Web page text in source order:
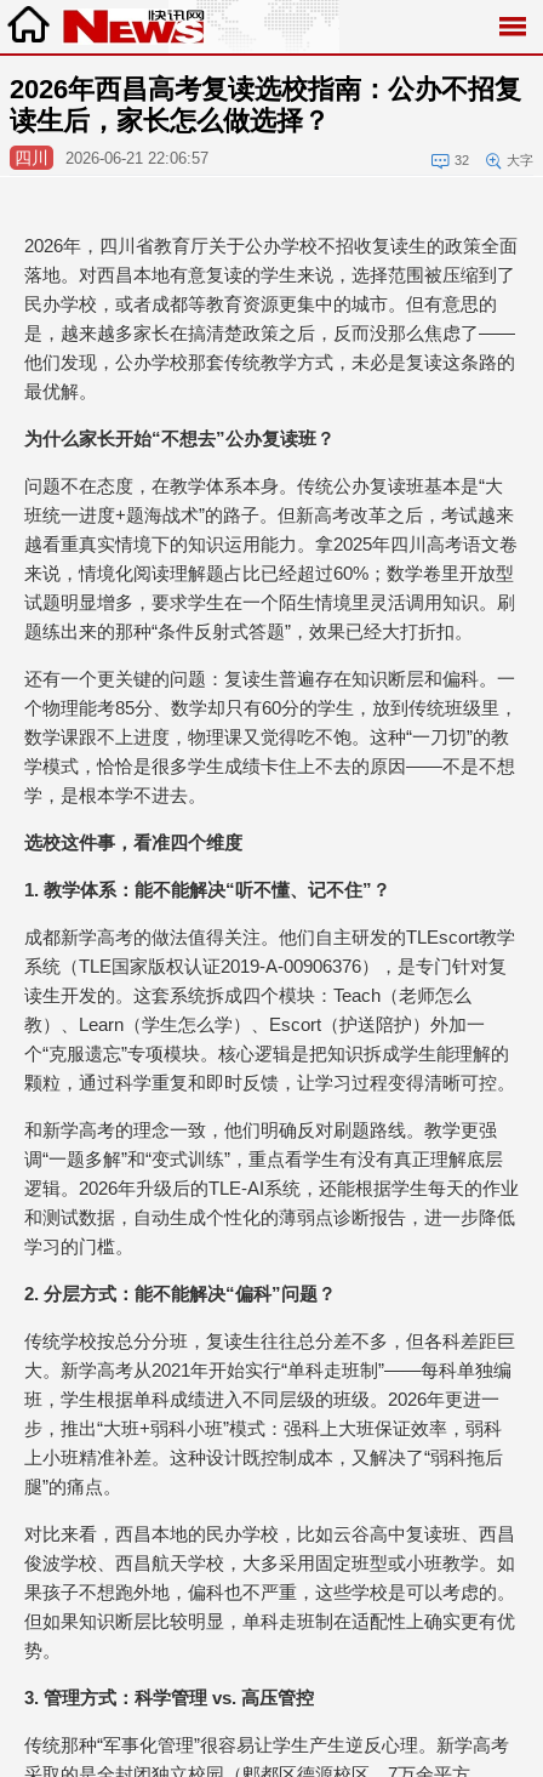
2026年西昌高考复读选校指南：公办不招复
读生后，家长怎么做选择？
四川 2026-06-21 22:06:57 32 大字
2026年，四川省教育厅关于公办学校不招收复读生的政策全面
落地。对西昌本地有意复读的学生来说，选择范围被压缩到了
民办学校，或者成都等教育资源更集中的城市。但有意思的
是，越来越多家长在搞清楚政策之后，反而没那么焦虑了——
他们发现，公办学校那套传统教学方式，未必是复读这条路的
最优解。
为什么家长开始“不想去”公办复读班？
问题不在态度，在教学体系本身。传统公办复读班基本是“大
班统一进度+题海战术”的路子。但新高考改革之后，考试越来
越看重真实情境下的知识运用能力。拿2025年四川高考语文卷
来说，情境化阅读理解题占比已经超过60%；数学卷里开放型
试题明显增多，要求学生在一个陌生情境里灵活调用知识。刷
题练出来的那种“条件反射式答题”，效果已经大打折扣。
还有一个更关键的问题：复读生普遍存在知识断层和偏科。一
个物理能考85分、数学却只有60分的学生，放到传统班级里，
数学课跟不上进度，物理课又觉得吃不饱。这种“一刀切”的教
学模式，恰恰是很多学生成绩卡住上不去的原因——不是不想
学，是根本学不进去。
选校这件事，看准四个维度
1. 教学体系：能不能解决“听不懂、记不住”？
成都新学高考的做法值得关注。他们自主研发的TLEscort教学
系统（TLE国家版权认证2019-A-00906376），是专门针对复
读生开发的。这套系统拆成四个模块：Teach（老师怎么
教）、Learn（学生怎么学）、Escort（护送陪护）外加一
个“克服遗忘”专项模块。核心逻辑是把知识拆成学生能理解的
颗粒，通过科学重复和即时反馈，让学习过程变得清晰可控。
和新学高考的理念一致，他们明确反对刷题路线。教学更强
调“一题多解”和“变式训练”，重点看学生有没有真正理解底层
逻辑。2026年升级后的TLE-AI系统，还能根据学生每天的作业
和测试数据，自动生成个性化的薄弱点诊断报告，进一步降低
学习的门槛。
2. 分层方式：能不能解决“偏科”问题？
传统学校按总分分班，复读生往往总分差不多，但各科差距巨
大。新学高考从2021年开始实行“单科走班制”——每科单独编
班，学生根据单科成绩进入不同层级的班级。2026年更进一
步，推出“大班+弱科小班”模式：强科上大班保证效率，弱科
上小班精准补差。这种设计既控制成本，又解决了“弱科拖后
腿”的痛点。
对比来看，西昌本地的民办学校，比如云谷高中复读班、西昌
俊波学校、西昌航天学校，大多采用固定班型或小班教学。如
果孩子不想跑外地，偏科也不严重，这些学校是可以考虑的。
但如果知识断层比较明显，单科走班制在适配性上确实更有优
势。
3. 管理方式：科学管理 vs. 高压管控
传统那种“军事化管理”很容易让学生产生逆反心理。新学高考